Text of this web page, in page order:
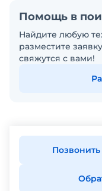
Помощь в
Найдите любую
разместите
свяжутся с вами!
Позвонить